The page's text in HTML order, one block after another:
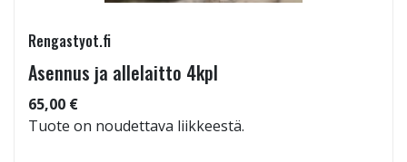
Rengastyot.fi
Asennus ja allelaitto 4kpl
65,00 €
Tuote on noudettava liikkeestä.